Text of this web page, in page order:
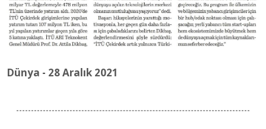
Dünya - 28 Aralık 2021